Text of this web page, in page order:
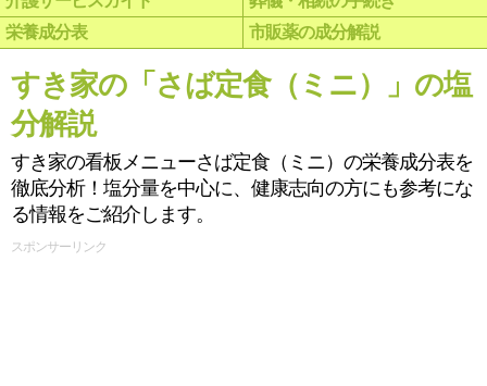
栄養成分表
市販薬の成分解説
すき家の「さば定食（ミニ）」の塩
分解説
すき家の看板メニューさば定食（ミニ）の栄養成分表を
徹底分析！塩分量を中心に、健康志向の方にも参考にな
る情報をご紹介します。
スポンサーリンク